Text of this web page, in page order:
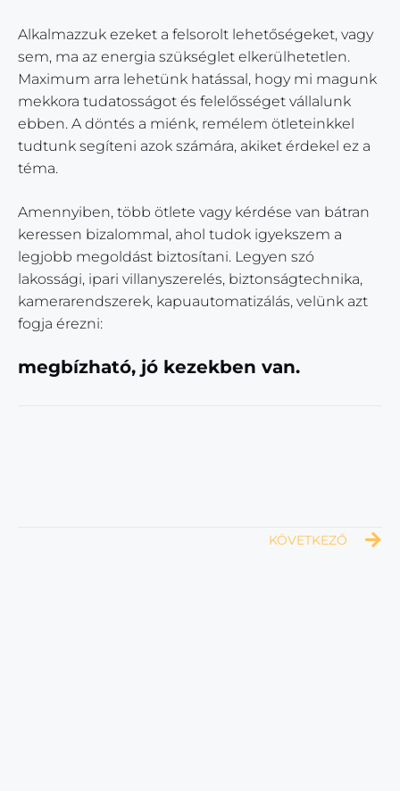
Alkalmazzuk ezeket a felsorolt lehetőségeket, vagy
sem, ma az energia szükséglet elkerülhetetlen.
Maximum arra lehetünk hatással, hogy mi magunk
mekkora tudatosságot és felelősséget vállalunk
ebben. A döntés a miénk, remélem ötleteinkkel
tudtunk segíteni azok számára, akiket érdekel ez a
téma.
Amennyiben, több ötlete vagy kérdése van bátran
keressen bizalommal, ahol tudok igyekszem a
legjobb megoldást biztosítani. Legyen szó
lakossági, ipari villanyszerelés, biztonságtechnika,
kamerarendszerek, kapuautomatizálás, velünk azt
fogja érezni:
megbízható, jó kezekben van.
KÖVETKEZŐ